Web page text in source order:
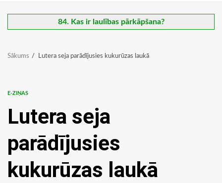
84. Kas ir laulības pārkāpšana?
Sākums Lutera seja parādījusies kukurūzas laukā
E-ZIŅAS
Lutera seja
parādījusies
kukurūzas laukā